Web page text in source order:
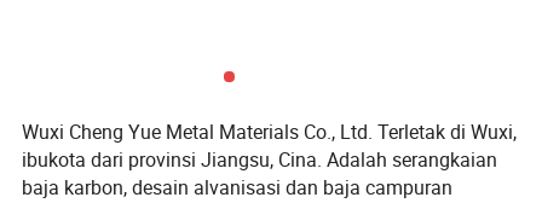
Wuxi Cheng Yue Metal Materials Co., Ltd. Terletak di Wuxi,
ibukota dari provinsi Jiangsu, Cina. Adalah serangkaian
baja karbon, desain alvanisasi dan baja campuran